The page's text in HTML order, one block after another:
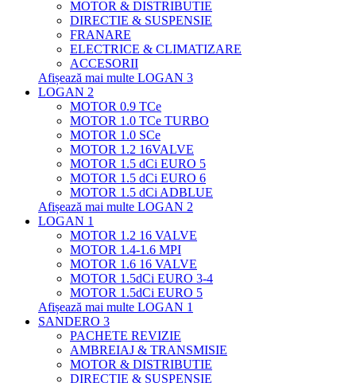
MOTOR & DISTRIBUTIE
DIRECTIE & SUSPENSIE
FRANARE
ELECTRICE & CLIMATIZARE
ACCESORII
Afișează mai multe LOGAN 3
LOGAN 2
MOTOR 0.9 TCe
MOTOR 1.0 TCe TURBO
MOTOR 1.0 SCe
MOTOR 1.2 16VALVE
MOTOR 1.5 dCi EURO 5
MOTOR 1.5 dCi EURO 6
MOTOR 1.5 dCi ADBLUE
Afișează mai multe LOGAN 2
LOGAN 1
MOTOR 1.2 16 VALVE
MOTOR 1.4-1.6 MPI
MOTOR 1.6 16 VALVE
MOTOR 1.5dCi EURO 3-4
MOTOR 1.5dCi EURO 5
Afișează mai multe LOGAN 1
SANDERO 3
PACHETE REVIZIE
AMBREIAJ & TRANSMISIE
MOTOR & DISTRIBUTIE
DIRECTIE & SUSPENSIE